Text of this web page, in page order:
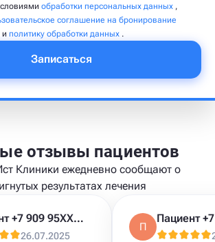
обработки персональных данных ,
соглашение на бронирование
и политику обработки данных .
Записаться
отзывы пациентов
Клиники ежедневно сообщают о
результатах лечения
Пациент +7 909 95XXXXX
26.07.2025
П